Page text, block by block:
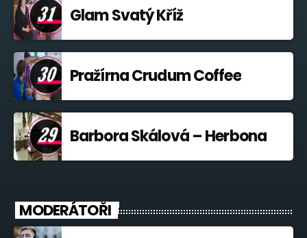
Glam Svatý Kříž
Pražírna Crudum Coffee
Barbora Skálová – Herbona
MODERÁTOŘI